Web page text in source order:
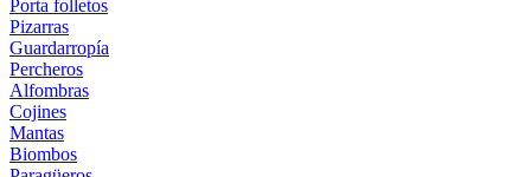
Porta folletos
Pizarras
Guardarropía
Percheros
Alfombras
Cojines
Mantas
Biombos